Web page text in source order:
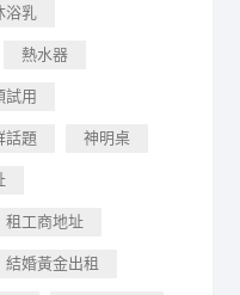
浴乳
熱水器
試用
話題 神明桌
租工商地址
結婚黃金出租